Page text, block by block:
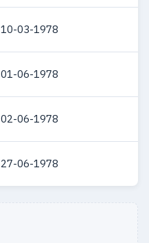
10-03-1978
01-06-1978
02-06-1978
27-06-1978